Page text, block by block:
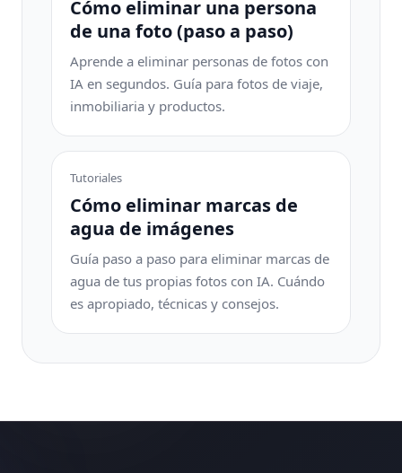
Cómo eliminar una persona
de una foto (paso a paso)
Aprende a eliminar personas de fotos con
IA en segundos. Guía para fotos de viaje,
inmobiliaria y productos.
Tutoriales
Cómo eliminar marcas de
agua de imágenes
Guía paso a paso para eliminar marcas de
agua de tus propias fotos con IA. Cuándo
es apropiado, técnicas y consejos.